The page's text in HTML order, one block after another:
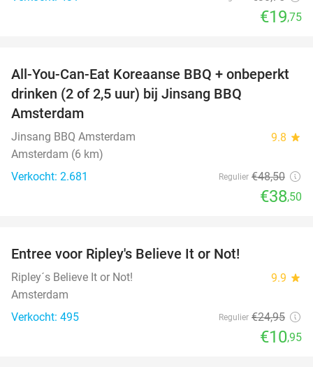
€19,75
21%
All-You-Can-Eat Koreaanse BBQ + onbeperkt
drinken (2 of 2,5 uur) bij Jinsang BBQ
Amsterdam
Jinsang BBQ Amsterdam 9.8 star
Amsterdam (6 km)
Verkocht: 2.681
Regulier €48,50
€38,50
Entree voor Ripley's Believe It or Not!
Ripley´s Believe It or Not! 9.9 star
Amsterdam
Verkocht: 495
Regulier €24,95
€10,95